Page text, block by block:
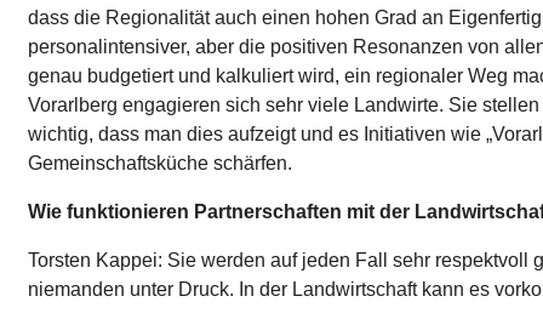
dass die Regionalität auch einen hohen Grad an
personalintensiver, aber die positiven Resonanzen von
genau budgetiert und kalkuliert wird, ein regionaler Weg
Vorarlberg engagieren sich sehr viele Landwirte. Sie
wichtig, dass man dies aufzeigt und es Initiativen wie
Gemeinschaftsküche schärfen.
Wie funktionieren Partnerschaften mit der
Torsten Kappei: Sie werden auf jeden Fall sehr respektvoll
niemanden unter Druck. In der Landwirtschaft kann es